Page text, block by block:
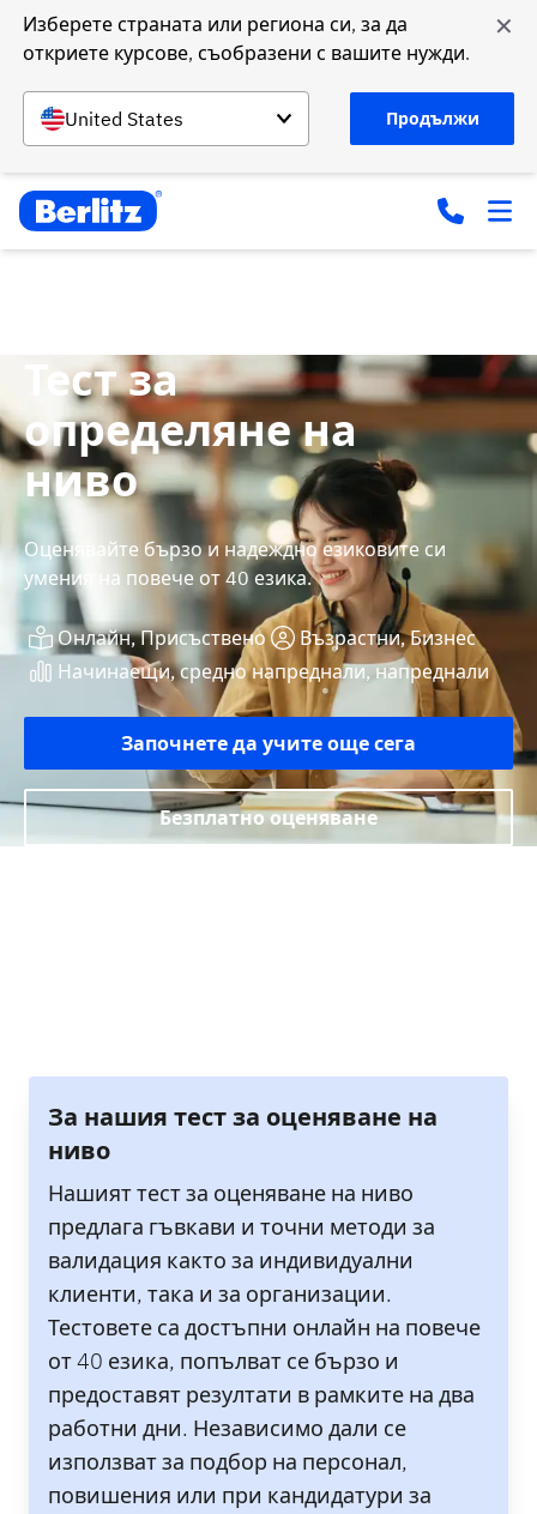
Изберете страната или региона си, за да
откриете курсове, съобразени с вашите нужди.
United States Продължи
✕
Тест за
определяне на
ниво
Оценявайте бързо и надеждно езиковите си
умения на повече от 40 езика.
Онлайн, Присъствено
Възрастни, Бизнес
Начинаещи, средно напреднали, напреднали
Започнете да учите още сега
Безплатно оценяване
За нашия тест за оценяване на
ниво
Нашият тест за оценяване на ниво
предлага гъвкави и точни методи за
валидация както за индивидуални
клиенти, така и за организации.
Тестовете са достъпни онлайн на повече
от 40 езика, попълват се бързо и
предоставят резултати в рамките на два
работни дни. Независимо дали се
използват за подбор на персонал,
повишения или при кандидатури за